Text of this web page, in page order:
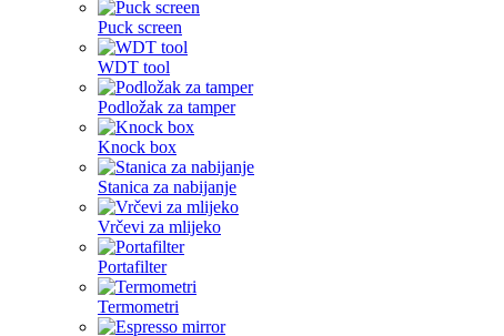
Puck screen
WDT tool
Podložak za tamper
Knock box
Stanica za nabijanje
Vrčevi za mlijeko
Portafilter
Termometri